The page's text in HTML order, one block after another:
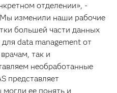
отделении», -
изменили наши рабочие
большей части данных
data management от
так и
необработанные
представляет
ее понять и